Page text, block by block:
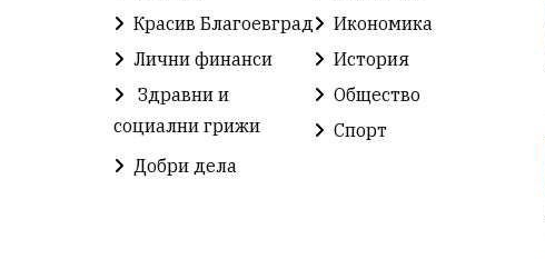
Красив Благоевград
Икономика
Лични финанси
История
Здравни и
социални грижи
Общество
Спорт
Добри дела